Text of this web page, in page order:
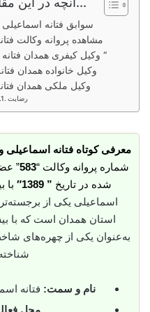
سوابق فتانه
مشاهده پروانه وکالت
” وکیل کیفری همدان فتانه اسماعیلی “
وکیل خانواده همدان
وکیل ملکی همدان
رضایت
معرفی کوتاه فتانه
شماره پروانه وکالت “583
”
شده در تاریخ ” 1389″ با بیش
اسماعیلی یکی از
به‌عنوان یکی از چهره‌های
نام و سمت: فتانه
محل